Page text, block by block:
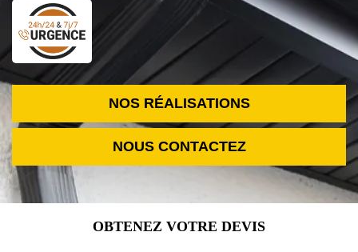
NOS RÉALISATIONS
NOUS CONTACTEZ
OBTENEZ VOTRE DEVIS